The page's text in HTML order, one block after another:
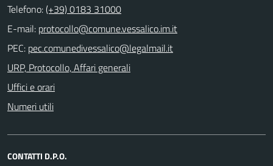
Telefono:(+39) 0183 31000
E-mail:
PEC:
URP, Protocollo, Affari generali
Uffici e orari
Numeri utili
CONTATTI D.P.O.